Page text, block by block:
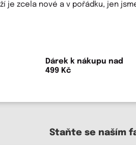
je zcela nové a v pořádku, jen
Dárek k nákupu nad
499 Kč
Staňte se naším